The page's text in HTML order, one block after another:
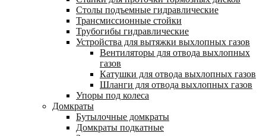
Столы подъемные гидравлические
Трансмиссионные стойки
Трубогибы гидравлические
Устройства для вытяжки выхлопных газов
Вентиляторы для отвода выхлопных
газов
Катушки для отвода выхлопных газов
Шланги для отвода выхлопных газов
Упоры под колеса
Домкраты
Бутылочные домкраты
Домкраты подкатные